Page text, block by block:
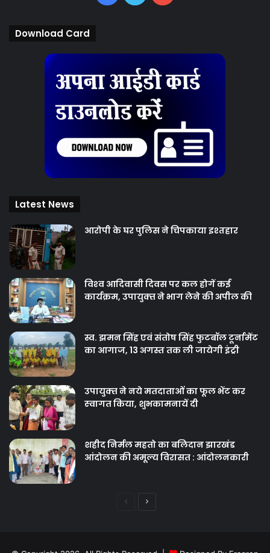
Download Card
Latest News
आरोपी के घर पुलिस ने चिपकाया इश्तहार
विश्‍व आदिवासी दिवस पर कल होगें कई
कार्यक्रम, उपायुक्‍त ने भाग लेने की अपील की
स्व. झमन सिंह एवं संतोष सिंह फुटबॉल टूर्नामेंट
का आगाज, 13 अगस्त तक ली जायेगी इंट्री
उपायुक्‍त ने नये मतदाताओंं का फूल भेंट कर
स्‍वागत किया, शुभकामनायें दी
शहीद निर्मल महतो का बलिदान झारखंड
आंदोलन की अमूल्य विरासत : आंदोलनकारी
PreviousNext